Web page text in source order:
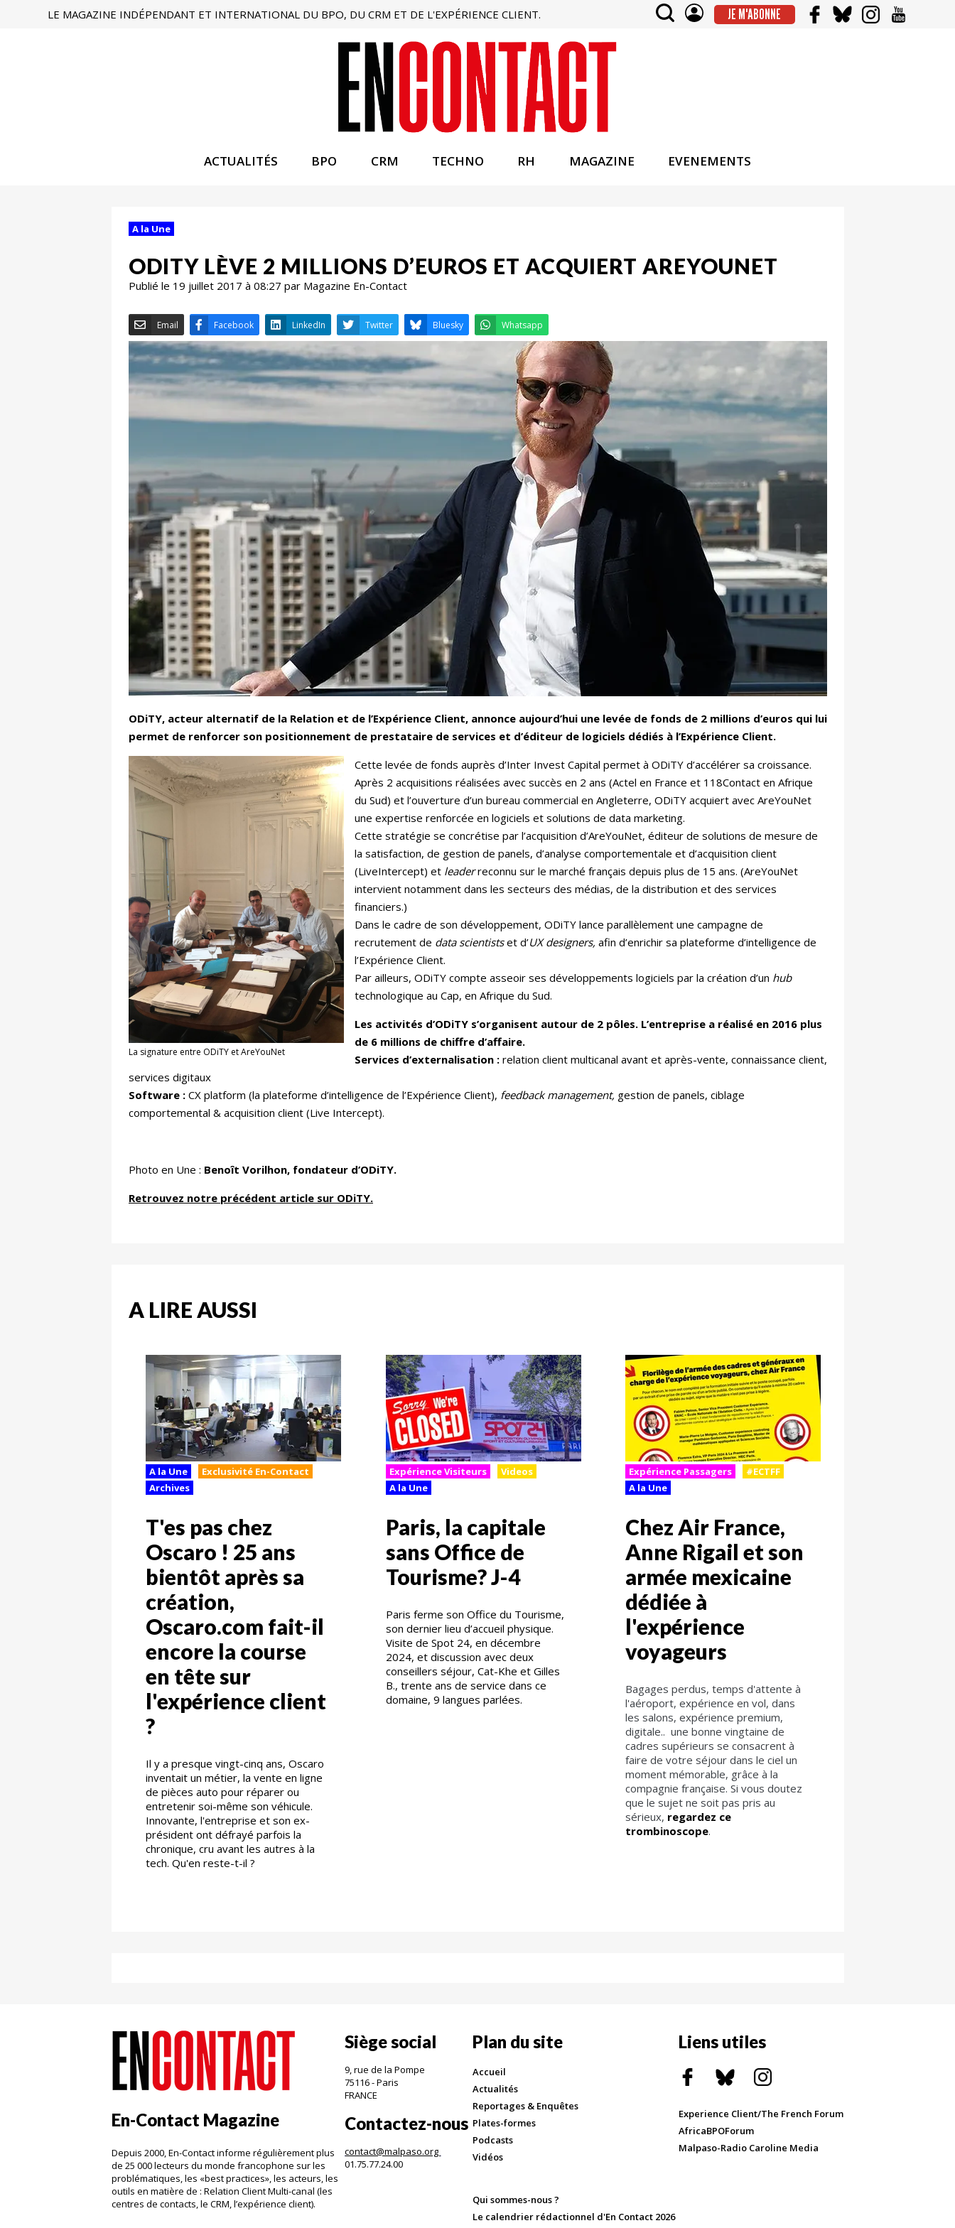
LE MAGAZINE INDÉPENDANT ET INTERNATIONAL DU BPO, DU CRM ET DE L'EXPÉRIENCE CLIENT. JE M'ABONNE
ACTUALITÉS BPO CRM TECHNO RH MAGAZINE EVENEMENTS
A la Une
ODITY LÈVE 2 MILLIONS D’EUROS ET ACQUIERT AREYOUNET
Publié le 19 juillet 2017 à 08:27 par Magazine En-Contact
Email Facebook Bluesky Whatsapp
ODiTY, acteur alternatif de la Relation et de l’Expérience Client, annonce aujourd’hui une levée de fonds de 2 millions d’euros qui lui
permet de renforcer son positionnement de prestataire de services et d’éditeur de logiciels dédiés à l’Expérience Client.
La signature entre ODiTY et AreYouNet
Cette levée de fonds auprès d’Inter Invest Capital permet à ODiTY d’accélérer sa croissance.
Après 2 acquisitions réalisées avec succès en 2 ans (Actel en France et 118Contact en Afrique
du Sud) et l’ouverture d’un bureau commercial en Angleterre, ODiTY acquiert avec AreYouNet
une expertise renforcée en logiciels et solutions de data marketing.
Cette stratégie se concrétise par l’acquisition d’AreYouNet, éditeur de solutions de mesure de
la satisfaction, de gestion de panels, d’analyse comportementale et d’acquisition client
(LiveIntercept) et leaderreconnu sur le marché français depuis plus de 15 ans. (AreYouNet
intervient notamment dans les secteurs des médias, de la distribution et des services
financiers.)
Dans le cadre de son développement, ODiTY lance parallèlement une campagne de
recrutement de data scientistset d’UX designers, afin d’enrichir sa plateforme d’intelligence de
l’Expérience Client.
Par ailleurs, ODiTY compte asseoir ses développements logiciels par la création d’un hub
technologique au Cap, en Afrique du Sud.
Les activités d’ODiTY s’organisent autour de 2 pôles. L’entreprise a réalisé en 2016 plus
de 6 millions de chiffre d’affaire.
Services d’externalisation : relation client multicanal avant et après-vente, connaissance client,
services digitaux
Software : CX platform (la plateforme d’intelligence de l’Expérience Client), feedback management, gestion de panels, ciblage
comportemental & acquisition client (Live Intercept).
Photo en Une : Benoît Vorilhon, fondateur d’ODiTY.
Retrouvez notre précédent article sur ODiTY.
A LIRE AUSSI
A la Une
Exclusivité En-Contact
Archives
T'es pas chez
Oscaro ! 25 ans
bientôt après sa
création,
Oscaro.com fait-il
encore la course
en tête sur
l'expérience client
?
Il y a presque vingt-cinq ans, Oscaro
inventait un métier, la vente en ligne
de pièces auto pour réparer ou
entretenir soi-même son véhicule.
Innovante, l'entreprise et son ex-
président ont défrayé parfois la
chronique, cru avant les autres à la
tech. Qu'en reste-t-il ?
Expérience Visiteurs
Videos
A la Une
Paris, la capitale
sans Office de
Tourisme? J-4
Paris ferme son Office du Tourisme,
son dernier lieu d’accueil physique.
Visite de Spot 24, en décembre
2024, et discussion avec deux
conseillers séjour, Cat-Khe et Gilles
B., trente ans de service dans ce
domaine, 9 langues parlées.
Expérience Passagers
#ECTFF
A la Une
Chez Air France,
Anne Rigail et son
armée mexicaine
dédiée à
l'expérience
voyageurs
Bagages perdus, temps d'attente à
l'aéroport, expérience en vol, dans
les salons, expérience premium,
digitale.. une bonne vingtaine de
cadres supérieurs se consacrent à
faire de votre séjour dans le ciel un
moment mémorable, grâce à la
compagnie française. Si vous doutez
que le sujet ne soit pas pris au
sérieux, regardez ce
trombinoscope.
En-Contact Magazine
Depuis 2000, En-Contact informe régulièrement plus
de 25 000 lecteurs du monde francophone sur les
problématiques, les «best practices», les acteurs, les
outils en matière de : Relation Client Multi-canal (les
centres de contacts, le CRM, l’expérience client).
Siège social
9, rue de la Pompe
75116 - Paris
FRANCE
Contactez-nous
contact@malpaso.org
01.75.77.24.00
Plan du site
Accueil
Actualités
Reportages & Enquêtes
Plates-formes
Podcasts
Vidéos
Qui sommes-nous ?
Le calendrier rédactionnel d'En Contact 2026
Liens utiles
Experience Client/The French Forum
AfricaBPOForum
Malpaso-Radio Caroline Media